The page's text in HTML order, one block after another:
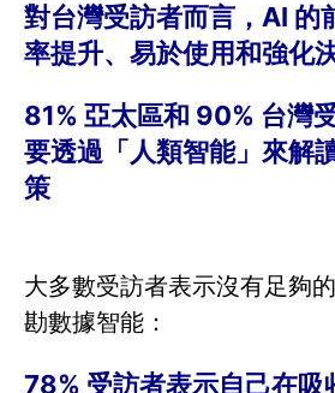
對台灣受訪者而言，AI 的
率提升、易於使用和強化
81% 亞太區和 90% 台灣
要透過「人類智能」來解
策
大多數受訪者表示沒有足夠
勘數據智能：
78% 受訪者表示自己在吸